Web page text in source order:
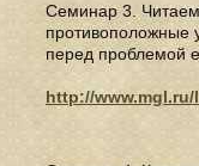
Семинар 3. Читаем
противоположные
перед проблемой
http://